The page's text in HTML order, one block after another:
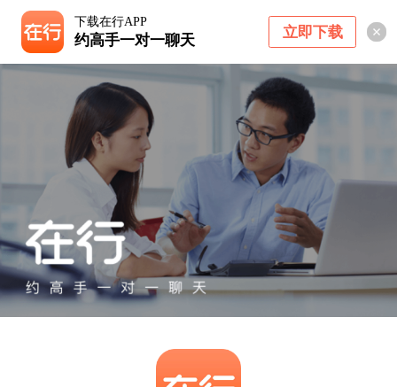
下载在行APP
约高手一对一聊天 立即下载